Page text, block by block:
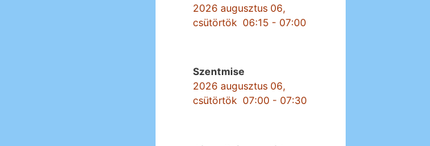
2026 augusztus 06,
csütörtök 06:15 - 07:00
Szentmise
2026 augusztus 06,
csütörtök 07:00 - 07:30